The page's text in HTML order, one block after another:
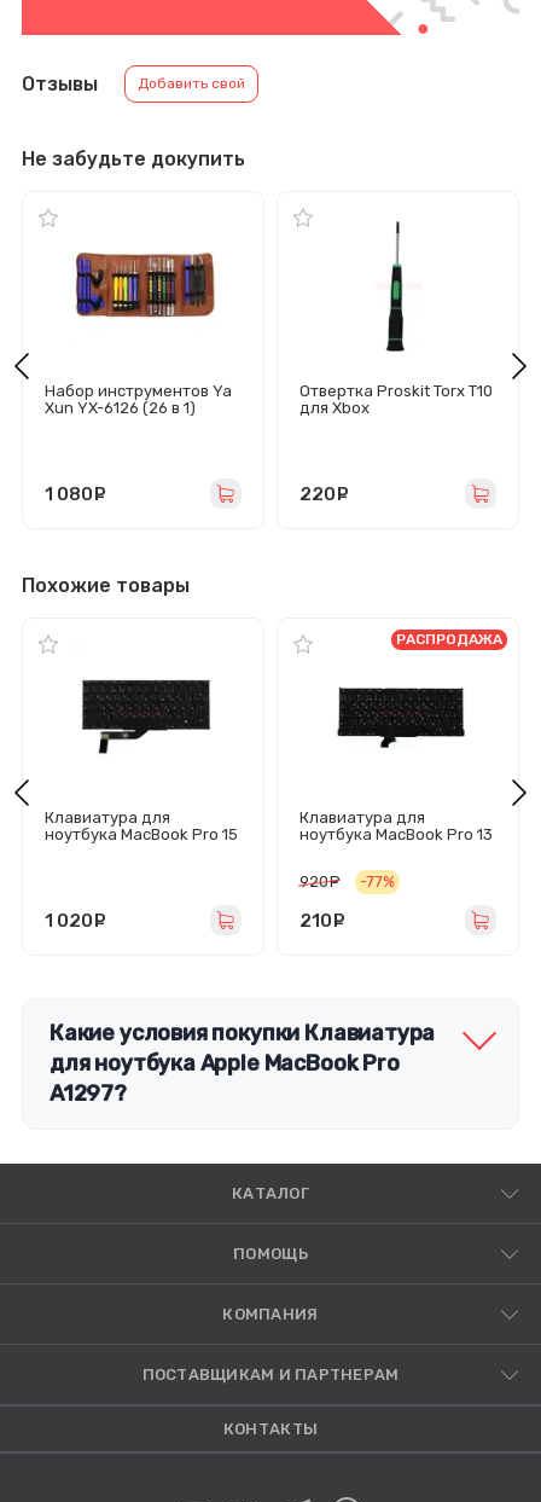
Отзывы Добавить свой
Не забудьте докупить
Набор инструментов Ya
Xun YX-6126 (26 в 1)
1 080
Отвертка Proskit Torx T10
для Xbox
220
Похожие товары
Клавиатура для
ноутбука MacBook Pro 15
1 020
Клавиатура для
ноутбука MacBook Pro 13
образный Enter RU)
черная
РАСПРОДАЖА
920 руб.
-77%
210
Какие условия покупки Клавиатура
для ноутбука Apple MacBook Pro
A1297?
КАТАЛОГ
ПОМОЩЬ
КОМПАНИЯ
ПОСТАВЩИКАМ И ПАРТНЕРАМ
КОНТАКТЫ